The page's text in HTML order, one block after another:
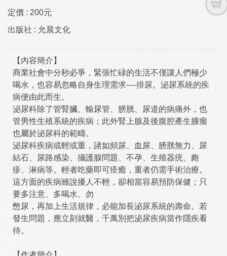
定價 : 200元
出版社 : 允晨文化
【內容簡介】
商業社會中分秒必爭，緊張忙碌的生活不僅讓人們極少
喝水，也容易忽略自身生理需求----排尿。泌尿系統的疾
病便由此而生。
泌尿科除了管腎臟、輸尿管、膀胱、尿道的病痛外，也
管男性生殖系統的疾病；此外腎上腺及後腹腔產生腫瘤
也屬於泌尿科的範疇。
泌尿科疾病或輕或重，諸如頻尿、血尿、膀胱無力、尿
結石、尿路感染、攝護腺問題、不孕、生殖器疣、皰
疹、淋病等。輕者吃藥即可痊癒，重者仍需手術治療。
這方面的疾病雖說擾人不輕，卻相當容易預防保健；只
要多注意、多喝水、勿
憋尿，再加上生活規律，必能加長泌尿系統的壽命。若
發生問題，應立刻就醫，千萬別把泌尿疾病當作隱疾看
待。